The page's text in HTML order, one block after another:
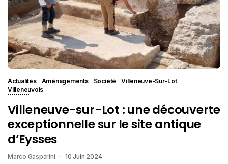
Actualités Aménagements Société
Villeneuve-Sur-Lot
Villeneuvois
Villeneuve-sur-Lot : une découverte
exceptionnelle sur le site antique
d’Eysses
Marco Gasparini 10 Juin 2024